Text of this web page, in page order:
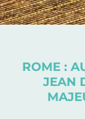
ROME :
JEAN